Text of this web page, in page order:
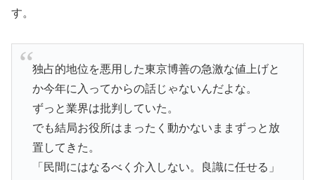
す。
独占的地位を悪用した東京博善の急激な値上げと
か今年に入ってからの話じゃないんだよな。
ずっと業界は批判していた。
でも結局お役所はまったく動かないままずっと放
置してきた。
「民間にはなるべく介入しない。良識に任せる」